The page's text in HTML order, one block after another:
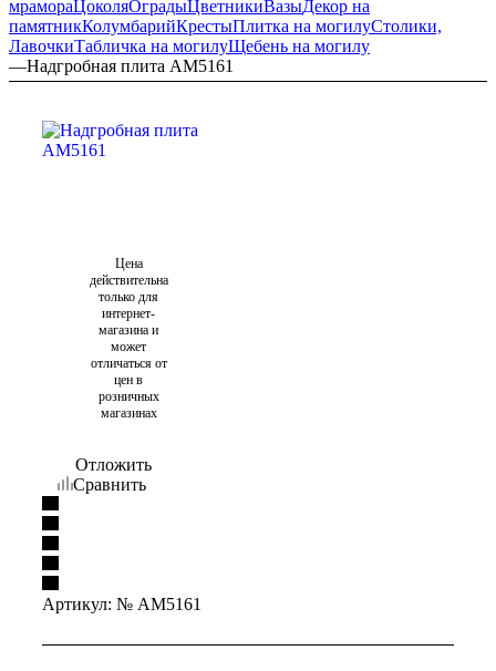
мрамораЦоколяОградыЦветникиВазыДекор на
памятникКолумбарийКрестыПлитка на могилуСтолики,
ЛавочкиТабличка на могилуЩебень на могилу
—Надгробная плита AM5161
Цена
действительна
только для
интернет-
магазина и
может
отличаться от
цен в
розничных
магазинах
Отложить
Сравнить
Артикул: № AM5161